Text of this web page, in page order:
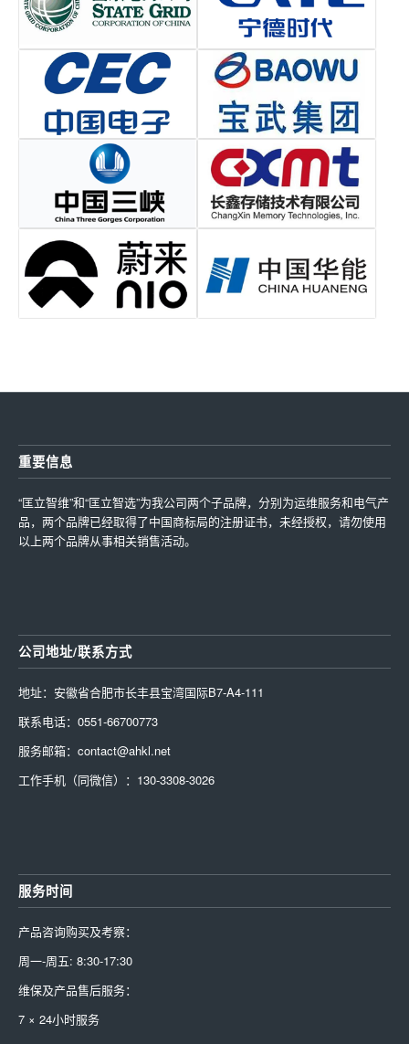
重要信息
“匡立智维”和“匡立智选”为我公司两个子品牌，分别为运维服务和电气产
品，两个品牌已经取得了中国商标局的注册证书，未经授权，请勿使用
以上两个品牌从事相关销售活动。
公司地址/联系方式
地址：安徽省合肥市长丰县宝湾国际B7-A4-111
联系电话：0551-66700773
服务邮箱：contact@ahkl.net
工作手机（同微信）：130-3308-3026
服务时间
产品咨询购买及考察：
周一-周五: 8:30-17:30
维保及产品售后服务：
7 × 24小时服务